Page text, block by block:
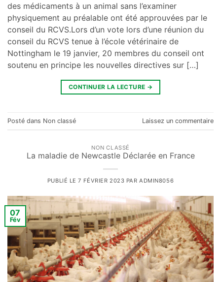
des médicaments à un animal sans l’examiner
physiquement au préalable ont été approuvées par le
conseil du RCVS.Lors d’un vote lors d’une réunion du
conseil du RCVS tenue à l’école vétérinaire de
Nottingham le 19 janvier, 20 membres du conseil ont
soutenu en principe les nouvelles directives sur […]
CONTINUER LA LECTURE →
Posté dans Non classé Laissez un commentaire
NON CLASSÉ
La maladie de Newcastle Déclarée en France
PUBLIÉ LE7 FÉVRIER 2023 PARADMIN8056
07
Fév